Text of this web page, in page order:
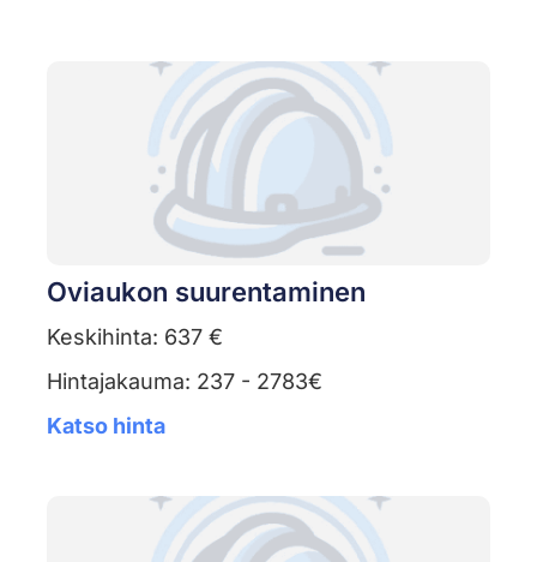
Oviaukon suurentaminen
Keskihinta: 637 €
Hintajakauma: 237 - 2783€
Katso hinta